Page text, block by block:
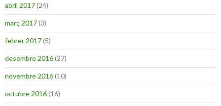
abril 2017(24)
març 2017(3)
febrer 2017(5)
desembre 2016(27)
novembre 2016(10)
octubre 2016(16)